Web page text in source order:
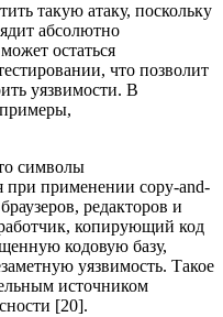
такую атаку, поскольку
абсолютно
остаться
что позволит
уязвимости. В
символы
при применении copy-and-
редакторов и
копирующий код
кодовую базу,
уязвимость. Такое
источником
[20].